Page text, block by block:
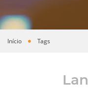
Você está
Início Tags